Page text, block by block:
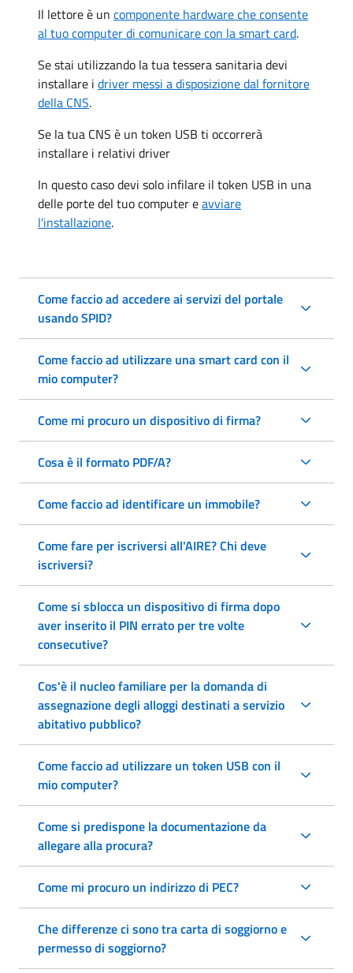
Il lettore è un componente hardware che consente
al tuo computer di comunicare con la smart card.
Se stai utilizzando la tua tessera sanitaria devi
installare i driver messi a disposizione dal fornitore
della CNS.
Se la tua CNS è un token USB ti occorrerà
installare i relativi driver
In questo caso devi solo infilare il token USB in una
delle porte del tuo computer eavviare
l'installazione.
Come faccio ad accedere ai servizi del portale
usando SPID?
Come faccio ad utilizzare una smart card con il
mio computer?
Come mi procuro un dispositivo di firma?
Cosa è il formato PDF/A?
Come faccio ad identificare un immobile?
Come fare per iscriversi all'AIRE? Chi deve
iscriversi?
Come si sblocca un dispositivo di firma dopo
aver inserito il PIN errato per tre volte
consecutive?
Cos'è il nucleo familiare per la domanda di
assegnazione degli alloggi destinati a servizio
abitativo pubblico?
Come faccio ad utilizzare un token USB con il
mio computer?
Come si predispone la documentazione da
allegare alla procura?
Come mi procuro un indirizzo di PEC?
Che differenze ci sono tra carta di soggiorno e
permesso di soggiorno?